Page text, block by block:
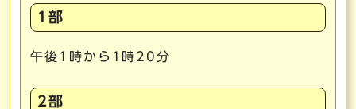
1部
午後1時から1時20分
2部